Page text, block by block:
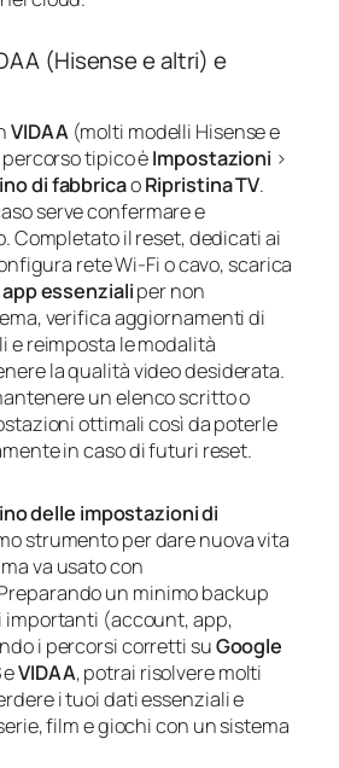
(Hisense e altri) e
VIDAA(molti modelli Hisense e
tipico èImpostazioni >
di fabbricaoRipristina TV.
serve confermare e
Completato il reset, dedicati ai
rete Wi‑Fi o cavo, scarica
app essenzialiper non
verifica aggiornamenti di
e reimposta le modalità
la qualità video desiderata.
un elenco scritto o
ottimali così da poterle
in caso di futuri reset.
delle impostazioni di
strumento per dare nuova vita
ma va usato con
un minimo backup
(account, app,
i percorsi corretti suGoogle
eVIDAA, potrai risolvere molti
i tuoi dati essenziali e
film e giochi con un sistema